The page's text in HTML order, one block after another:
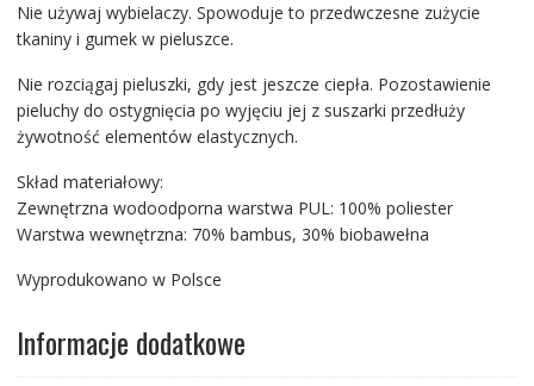
Nie używaj wybielaczy. Spowoduje to przedwczesne zużycie
tkaniny i gumek w pieluszce.
Nie rozciągaj pieluszki, gdy jest jeszcze ciepła. Pozostawienie
pieluchy do ostygnięcia po wyjęciu jej z suszarki przedłuży
żywotność elementów elastycznych.
Skład materiałowy:
Zewnętrzna wodoodporna warstwa PUL: 100% poliester
Warstwa wewnętrzna: 70% bambus, 30% biobawełna
Wyprodukowano w Polsce
Informacje dodatkowe